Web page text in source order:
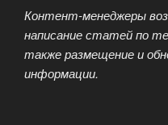
Контент-менеджеры
написание статей по
также размещение и
информации.